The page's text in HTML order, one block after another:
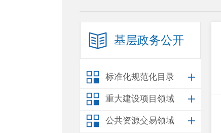
基层政务公开
标准化规范化目录
重大建设项目领域
公共资源交易领域